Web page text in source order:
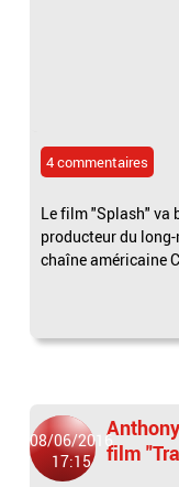
4 commentaires
Le film "Splash" va
producteur du
chaîne américaine
08/06/2016
17:15
film